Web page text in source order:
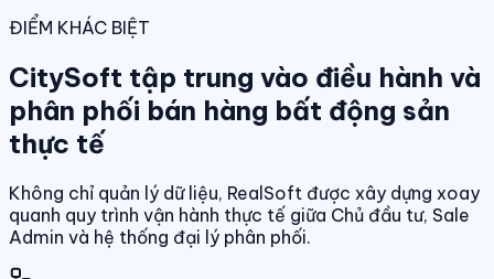
ĐIỂM KHÁC BIỆT
CitySoft tập trung vào điều hành và
phân phối bán hàng bất động sản
thực tế
Không chỉ quản lý dữ liệu, RealSoft được xây dựng xoay
quanh quy trình vận hành thực tế giữa Chủ đầu tư, Sale
Admin và hệ thống đại lý phân phối.